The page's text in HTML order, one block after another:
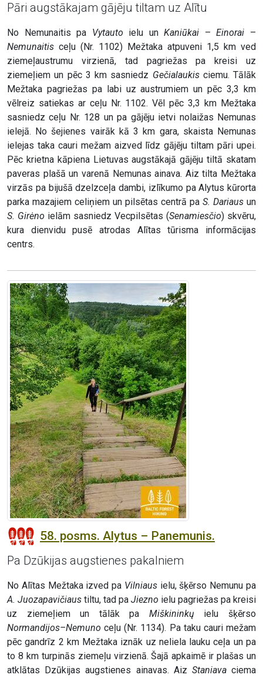
Pāri augstākajam gājēju tiltam uz Alītu
No Nemunaitis pa Vytauto ielu unKaniūkai –Einorai –
Nemunaitis ceļu (Nr. 1102) Mežtaka atpuveni 1,5 km ved
ziemeļaustrumu virzienā, tad pagriežas pa kreisi uz
ziemeļiem un pēc 3 km sasniedz Gečialaukisciemu. Tālāk
Mežtaka pagriežas pa labi uz austrumiem un pēc 3,3 km
vēlreiz satiekas ar ceļu Nr. 1102. Vēl pēc 3,3 km Mežtaka
sasniedz ceļu Nr. 128 un pa gājēju ietvi nolaižas Nemunas
ielejā. No šejienes vairāk kā 3 km gara, skaista Nemunas
ielejas taka cauri mežam aizved līdz gājēju tiltam pāri upei.
Pēc krietna kāpiena Lietuvas augstākajā gājēju tiltā skatam
paveras plašā un varenā Nemunas ainava. Aiz tilta Mežtaka
virzās pa bijušā dzelzceļa dambi, izlīkumo pa Alytus kūrorta
parka mazajiem celiņiem un pilsētas centrā pa S. Dariaus un
S. Girėno ielām sasniedz Vecpilsētas (Senamiesčio) skvēru,
kura dienvidu pusē atrodas Alītas tūrisma informācijas
centrs.
58. posms. Alytus – Panemunis.
Pa Dzūkijas augstienes pakalniem
No Alītas Mežtaka izved pa Vilniausielu, šķērso Nemunu pa
A. Juozapavičiaus tiltu, tad pa Jiezno ielu pagriežas pa kreisi
uz ziemeļiem un tālāk pa Miškininkų ielu šķērso
Normandijos–Nemuno ceļu (Nr. 1134). Pa taku cauri mežam
pēc gandrīz 2 km Mežtaka iznāk uz neliela lauku ceļa un pa
to 8 km turpinās ziemeļu virzienā. Šajā apkaimē ir plašas un
atklātas Dzūkijas augstienes ainavas. Aiz Staniavaciema